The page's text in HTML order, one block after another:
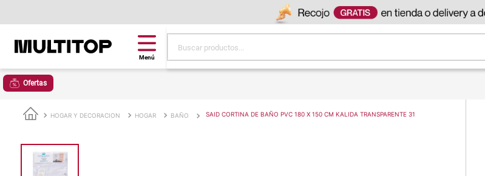
Ofertas
HOGAR Y DECORACION HOGAR BAÑO SAID CORTINA DE BAÑO PVC 180 X 150 CM KALIDA TRANSPARENTE 31
alfombra